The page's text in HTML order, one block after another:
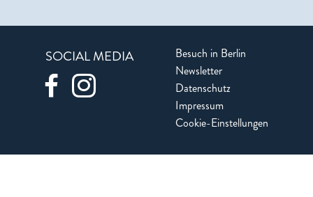
SOCIAL MEDIA
Besuch in Berlin
Newsletter
Datenschutz
Impressum
Cookie-Einstellungen